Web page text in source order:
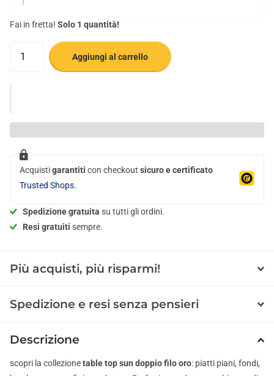
Fai in fretta! Solo 1 quantità!
Aggiungi al carrello
Acquistigarantiti con checkout sicuro e certificato
Trusted Shops.
Spedizione gratuita su tutti gli ordini.
Resi gratuiti sempre.
Più acquisti, più risparmi!
Spedizione e resi senza pensieri
Descrizione
scopri la collezionetable top sun doppio filo oro: piatti piani, fondi,